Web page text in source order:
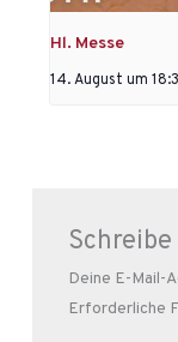
Hl. Messe
14. August um
Deine E-Mail-
Erforderliche